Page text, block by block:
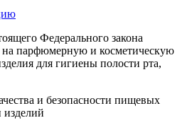
Федерального закона
на парфюмерную и косметическую
для гигиены полости рта,
и безопасности пищевых
изделий